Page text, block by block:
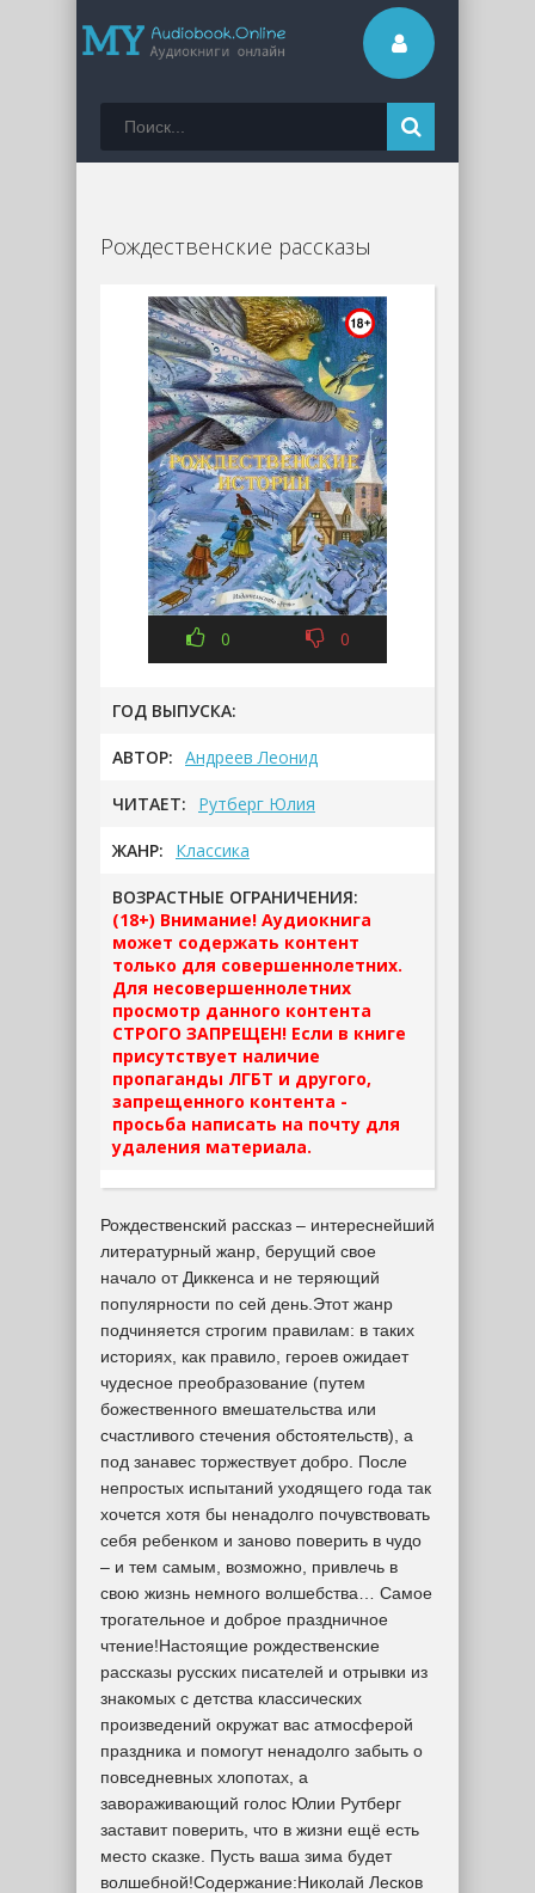
Рождественские рассказы
0 0
ГОД ВЫПУСКА:
АВТОР: Андреев Леонид
ЧИТАЕТ: Рутберг Юлия
ЖАНР: Классика
ВОЗРАСТНЫЕ ОГРАНИЧЕНИЯ:
(18+) Внимание! Аудиокнига
может содержать контент
только для совершеннолетних.
Для несовершеннолетних
просмотр данного контента
СТРОГО ЗАПРЕЩЕН! Если в книге
присутствует наличие
пропаганды ЛГБТ и другого,
запрещенного контента -
просьба написать на почту для
удаления материала.
Рождественский рассказ – интереснейший
литературный жанр, берущий свое
начало от Диккенса и не теряющий
популярности по сей день.Этот жанр
подчиняется строгим правилам: в таких
историях, как правило, героев ожидает
чудесное преобразование (путем
божественного вмешательства или
счастливого стечения обстоятельств), а
под занавес торжествует добро. После
непростых испытаний уходящего года так
хочется хотя бы ненадолго почувствовать
себя ребенком и заново поверить в чудо
– и тем самым, возможно, привлечь в
свою жизнь немного волшебства… Самое
трогательное и доброе праздничное
чтение!Настоящие рождественские
рассказы русских писателей и отрывки из
знакомых с детства классических
произведений окружат вас атмосферой
праздника и помогут ненадолго забыть о
повседневных хлопотах, а
завораживающий голос Юлии Рутберг
заставит поверить, что в жизни ещё есть
место сказке. Пусть ваша зима будет
волшебной!Содержание:Николай Лесков